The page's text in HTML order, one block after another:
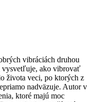
vibráciách druhou
ako vibrovať
života veci, po ktorých z
nadväzuje. Autor v
ktoré majú moc